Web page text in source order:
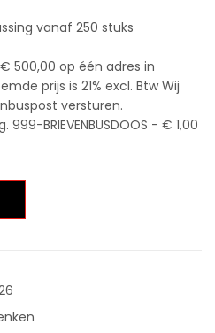
vanaf 250 stuks
500,00 op één adres in
prijs is 21% excl. Btw Wij
versturen.
BRIEVENBUSDOOS - € 1,00